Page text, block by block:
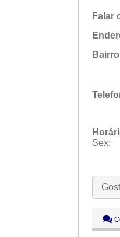
Falar
Sex:
Qua:
Qui:
Sáb:
Dom: